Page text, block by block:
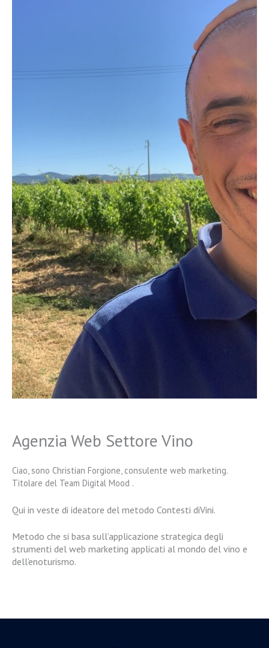
Agenzia Web Settore Vino
Ciao, sono Christian Forgione, consulente web marketing.
Titolare del Team Digital Mood .
Qui in veste di ideatore del metodo Contesti diVini.
Metodo che si basa sull’applicazione strategica degli
strumenti del web marketing applicati al mondo del vino e
dell’enoturismo.